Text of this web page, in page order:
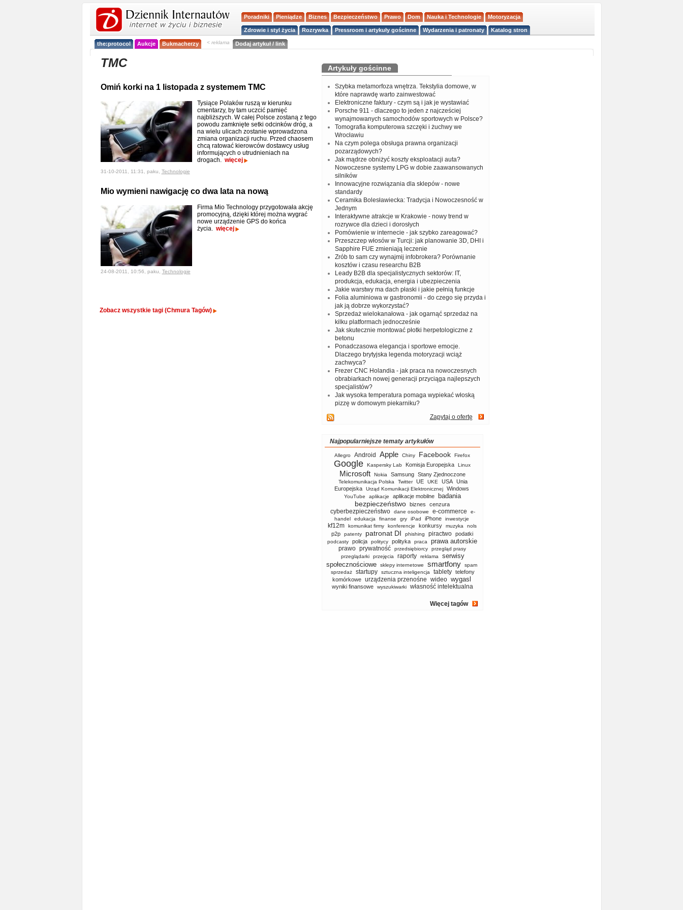
Poradniki Pieniądze Biznes Bezpieczeństwo Prawo Dom Nauka i Technologie Motoryzacja
Zdrowie i styl życia Rozrywka Pressroom i artykuły gościnne Wydarzenia i patronaty Katalog stron
the:protocol Aukcje Bukmacherzy < reklama Dodaj artykuł / link
TMC
Omiń korki na 1 listopada z systemem TMC
Tysiące Polaków ruszą w kierunku
cmentarzy, by tam uczcić pamięć
najbliższych. W całej Polsce zostaną z tego
powodu zamknięte setki odcinków dróg, a
na wielu ulicach zostanie wprowadzona
zmiana organizacji ruchu. Przed chaosem
chcą ratować kierowców dostawcy usług
informujących o utrudnieniach na
drogach. więcej
31-10-2011, 11:31, paku, Technologie
Mio wymieni nawigację co dwa lata na nową
Firma Mio Technology przygotowała akcję
promocyjną, dzięki której można wygrać
nowe urządzenie GPS do końca
życia. więcej
24-08-2011, 10:56, paku, Technologie
Zobacz wszystkie tagi (Chmura Tagów)
Artykuły gościnne
Szybka metamorfoza wnętrza. Tekstylia domowe, w
które naprawdę warto zainwestować
Elektroniczne faktury - czym są i jak je wystawiać
Porsche 911 - dlaczego to jeden z najcześciej
wynajmowanych samochodów sportowych w Polsce?
Tomografia komputerowa szczęki i żuchwy we
Wrocławiu
Na czym polega obsługa prawna organizacji
pozarządowych?
Jak mądrze obniżyć koszty eksploatacji auta?
Nowoczesne systemy LPG w dobie zaawansowanych
silników
Innowacyjne rozwiązania dla sklepów - nowe
standardy
Ceramika Bolesławiecka: Tradycja i Nowoczesność w
Jednym
Interaktywne atrakcje w Krakowie - nowy trend w
rozrywce dla dzieci i dorosłych
Pomówienie w internecie - jak szybko zareagować?
Przeszczep włosów w Turcji: jak planowanie 3D, DHI i
Sapphire FUE zmieniają leczenie
Zrób to sam czy wynajmij infobrokera? Porównanie
kosztów i czasu researchu B2B
Leady B2B dla specjalistycznych sektorów: IT,
produkcja, edukacja, energia i ubezpieczenia
Jakie warstwy ma dach płaski i jakie pełnią funkcje
Folia aluminiowa w gastronomii - do czego się przyda i
jak ją dobrze wykorzystać?
Sprzedaż wielokanałowa - jak ogarnąć sprzedaż na
kilku platformach jednocześnie
Jak skutecznie montować płotki herpetologiczne z
betonu
Ponadczasowa elegancja i sportowe emocje.
Dlaczego brytyjska legenda motoryzacji wciąż
zachwyca?
Frezer CNC Holandia - jak praca na nowoczesnych
obrabiarkach nowej generacji przyciąga najlepszych
specjalistów?
Jak wysoka temperatura pomaga wypiekać włoską
pizzę w domowym piekarniku?
Zapytaj o ofertę
Najpopularniejsze tematy artykułów
Allegro Android Apple Chiny Facebook Firefox
Google Kaspersky Lab Komisja Europejska Linux
Microsoft Nokia Samsung Stany Zjednoczone
Telekomunikacja Polska Twitter UE UKE USA
Unia
Europejska
Urząd Komunikacji Elektronicznej Windows
YouTube aplikacje aplikacje mobilne badania
bezpieczeństwo biznes cenzura
cyberbezpieczeństwo dane osobowe e-commerce
e-
handel
edukacja finanse gry iPad iPhone inwestycje
kf12m komunikat firmy konferencje konkursy muzyka nols
p2p patenty patronat DI phishing piractwo podatki
podcasty policja politycy polityka praca prawa autorskie
prawo prywatność przedsiębiorcy
przegląd prasy
przeglądarki
przejęcia raporty reklama
serwisy
społecznościowe
sklepy internetowe smartfony
spam
sprzedaż
startupy sztuczna inteligencja tablety telefony
komórkowe urządzenia przenośne wideo wygasl
wyniki finansowe wyszukiwarki własność intelektualna
Więcej tagów